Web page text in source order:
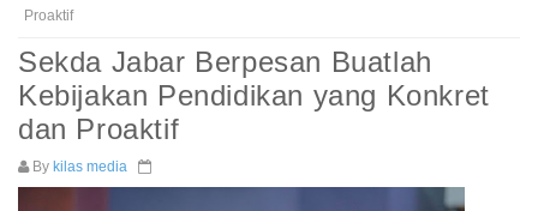
Proaktif
Sekda Jabar Berpesan Buatlah
Kebijakan Pendidikan yang Konkret
dan Proaktif
By kilas media